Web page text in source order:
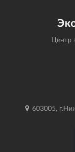
Центр
603005,